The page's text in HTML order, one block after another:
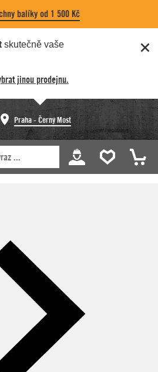
balíky od 1 500 Kč
skutečně vaše
jinou prodejnu.
Praha - Černý Most